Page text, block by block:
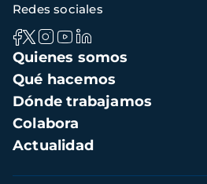
Navegación
principal
Quienes somos
Qué hacemos
Dónde trabajamos
Colabora
Actualidad
Redes sociales